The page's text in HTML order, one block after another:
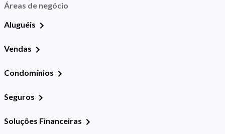
Áreas de negócio
Aluguéis
Vendas
Condomínios
Seguros
Soluções Financeiras